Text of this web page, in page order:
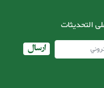
التحديثات
ارسال